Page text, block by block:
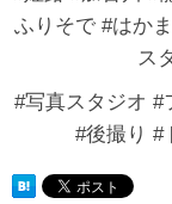
ふりそで #はか
ス
#写真スタジオ #
#後撮り #